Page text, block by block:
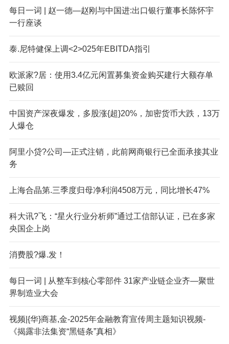
每日一词 | 赵一德—赵刚与中国进:出口银行董事长陈怀宇
一行座谈
泰.尼特健保上调<2>025年EBITDA指引
欧派家?居：使用3.4亿元闲置募集资金购买建行大额存单
已赎回
中国资产深夜爆发，多股涨{超}20%，加密货币大跌，13万
人爆仓
阿里小贷?公司—正式注销，此前网商银行已全面承接其业
务
上海合晶第.三季度归母净利润4508万元，同比增长47%
科大讯?飞：“星火行业分析师”通过工信部认证，已在多家
央国企上岗
消费股?爆.发！
每日一词 | 从整车到核心零部件 31家产业链企业齐—聚世
界制造业大会
视频|{华}商基,金-2025年金融教育宣传周主题知识视频-
《揭露非法集资“黑链条”真相》